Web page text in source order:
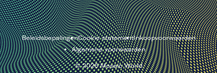
©2026 Mosaic World
BeleidsbepalingenCookie statementInkoopvoorwaarden
Algemene voorwaarden